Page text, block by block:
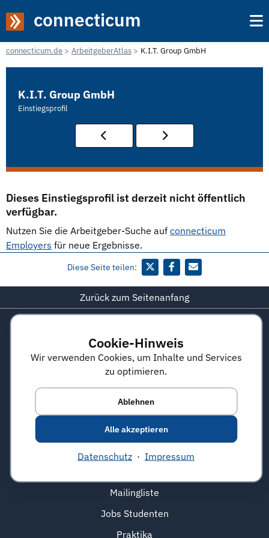
Cookie-Hinweis
Wir verwenden Cookies, um Inhalte und Services
zu optimieren.
Ablehnen
Alle akzeptieren
Datenschutz · Impressum
connecticum
connecticum.de ArbeitgeberAtlas K.I.T. Group GmbH
K.I.T. Group GmbH
Einstiegsprofil
Dieses Einstiegsprofil ist derzeit nicht öffentlich
verfügbar.
Nutzen Sie die Arbeitgeber-Suche auf connecticum
Employers für neue Ergebnisse.
Diese Seite teilen:
Zurück zum Seitenanfang
connecticum
Freu dich auf die Zukunft
serviceteam@connecticum.de
Job- & Karrieremesse
ArbeitgeberAtlas
Jobmarket
Mailingliste
Jobs Studenten
Praktika